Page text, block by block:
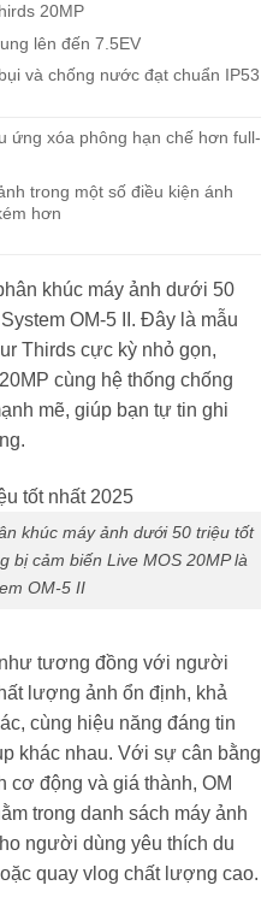
20MP
lên đến 7.5EV
và chống nước đạt chuẩn IP53
ứng xóa phông hạn chế hơn full-
trong một số điều kiện ánh
hơn
khúc máy ảnh dưới 50
OM-5 II. Đây là mẫu
Thirds cực kỳ nhỏ gọn,
cùng hệ thống chống
mẽ, giúp bạn tự tin ghi
khúc máy ảnh dưới 50 triệu tốt
bị cảm biến Live MOS 20MP là
OM-5 II
tương đồng với người
lượng ảnh ổn định, khả
cùng hiệu năng đáng tin
khác nhau. Với sự cân bằng
cơ động và giá thành, OM
trong danh sách máy ảnh
người dùng yêu thích du
quay vlog chất lượng cao.